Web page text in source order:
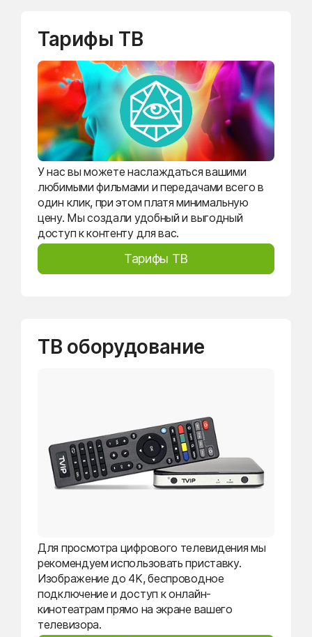
Тарифы ТВ
У нас вы можете наслаждаться вашими
любимыми фильмами и передачами всего в
один клик, при этом платя минимальную
цену. Мы создали удобный и выгодный
доступ к контенту для вас.
Тарифы ТВ
ТВ оборудование
Для просмотра цифрового телевидения мы
рекомендуем использовать приставку.
Изображение до 4K, беспроводное
подключение и доступ к онлайн-
кинотеатрам прямо на экране вашего
телевизора.